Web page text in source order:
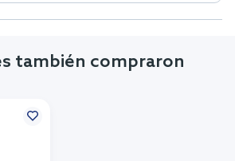
también compraron